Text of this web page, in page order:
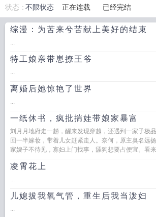
状态：不限状态 正在连载 已经完结
综漫：为苦来兮苦献上美好的结束
...
特工娘亲带崽撩王爷
...
离婚后她惊艳了世界
...
一纸休书，疯批揣娃带娘家暴富
刘月月地府走一趟，醒来发现穿越，还遇到一家子极
回一半嫁妆，带着儿女赶紧走人。奈何，原主臭名远
家嫂子不待见，寡妇上门找事，舔狗想要占便宜。看
凌霄花上
...
儿媳拔我氧气管，重生后我当泼妇
...